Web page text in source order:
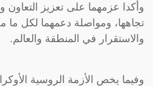
وأكدا عزمهما على تعزيز التعاون
تجاهها، ومواصلة دعمهما لكل ما
والاستقرار في المنطقة والعالم.
وفيما يخص الأزمة الروسية